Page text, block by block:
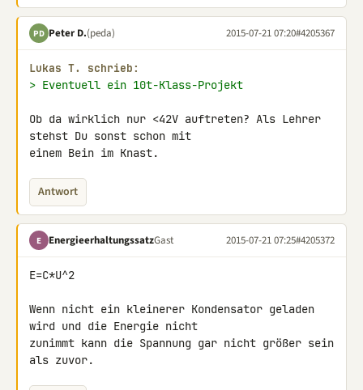
PD Peter D.(peda) 2015-07-21 07:20#4205367
Lukas T. schrieb:
> Eventuell ein 10t-Klass-Projekt
Ob da wirklich nur <42V auftreten? Als Lehrer
stehst Du sonst schon mit
einem Bein im Knast.
Antwort
E EnergieerhaltungssatzGast 2015-07-21 07:25#4205372
E=C*U^2
Wenn nicht ein kleinerer Kondensator geladen
wird und die Energie nicht
zunimmt kann die Spannung gar nicht größer sein
als zuvor.